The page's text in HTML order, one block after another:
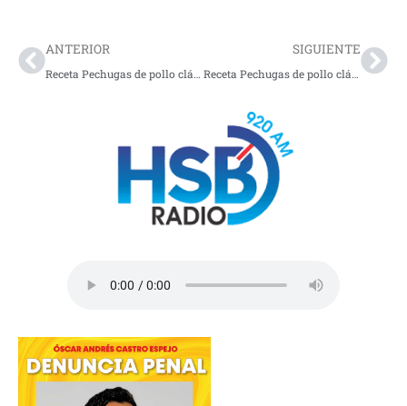
ANTERIOR
Receta Pechugas de pollo clásico
SIGUIENTE
Receta Pechugas de pollo clásico